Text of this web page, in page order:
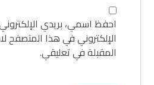
احفظ اسمي، بريدي
الإلكتروني في هذا المتصفح
المقبلة في تعليقي.